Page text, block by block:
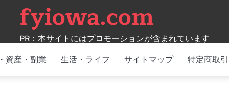
fyiowa.com
PR：本サイトにはプロモーションが含まれています
資産・副業 生活・ライフ サイトマップ 特定商取